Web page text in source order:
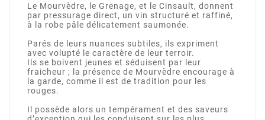
Le Mourvèdre, le Grenage, et le Cinsault, donnent
par pressurage direct, un vin structuré et raffiné,
à la robe pâle délicatement saumonée.
Parés de leurs nuances subtiles, ils expriment
avec volupté le caractère de leur terroir.
Ils se boivent jeunes et séduisent par leur
fraicheur ; la présence de Mourvèdre encourage à
la garde, comme il est de tradition pour les
rouges.
Il possède alors un tempérament et des saveurs